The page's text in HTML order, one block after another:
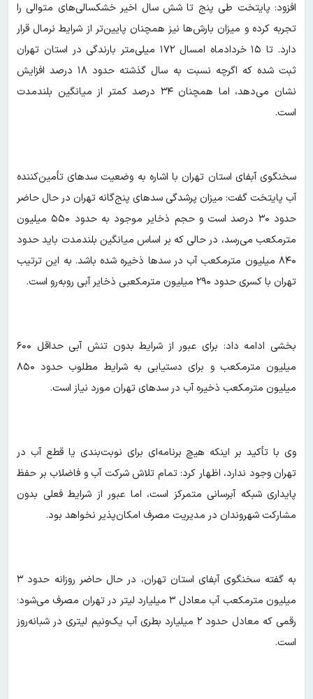
افزود: پایتخت طی پنج تا شش سال اخیر خشکسالی‌های متوالی را
تجربه کرده و میزان بارش‌ها نیز همچنان پایین‌تر از شرایط نرمال قرار
دارد. تا ۱۵ خردادماه امسال ۱۷۲ میلی‌متر بارندگی در استان تهران
ثبت شده که اگرچه نسبت به سال گذشته حدود ۱۸ درصد افزایش
نشان می‌دهد، اما همچنان ۳۴ درصد کمتر از میانگین بلندمدت
است.
سخنگوی آبفای استان تهران با اشاره به وضعیت سدهای تأمین‌کننده
آب پایتخت گفت: میزان پرشدگی سدهای پنج‌گانه تهران در حال حاضر
حدود ۳۰ درصد است و حجم ذخایر موجود به حدود ۵۵۰ میلیون
مترمکعب می‌رسد، در حالی که بر اساس میانگین بلندمدت باید حدود
۸۴۰ میلیون مترمکعب آب در سدها ذخیره شده باشد. به این ترتیب
تهران با کسری حدود ۲۹۰ میلیون مترمکعبی ذخایر آبی روبه‌رو است.
بخشی ادامه داد: برای عبور از شرایط بدون تنش آبی حداقل ۶۰۰
میلیون مترمکعب و برای دستیابی به شرایط مطلوب حدود ۸۵۰
میلیون مترمکعب ذخیره آب در سدهای تهران مورد نیاز است.
وی با تأکید بر اینکه هیچ برنامه‌ای برای نوبت‌بندی یا قطع آب در
تهران وجود ندارد، اظهار کرد: تمام تلاش شرکت آب و فاضلاب بر حفظ
پایداری شبکه آبرسانی متمرکز است، اما عبور از شرایط فعلی بدون
مشارکت شهروندان در مدیریت مصرف امکان‌پذیر نخواهد بود.
به گفته سخنگوی آبفای استان تهران، در حال حاضر روزانه حدود ۳
میلیون مترمکعب آب معادل ۳ میلیارد لیتر در تهران مصرف می‌شود؛
رقمی که معادل حدود ۲ میلیارد بطری آب یک‌ونیم لیتری در شبانه‌روز
است.